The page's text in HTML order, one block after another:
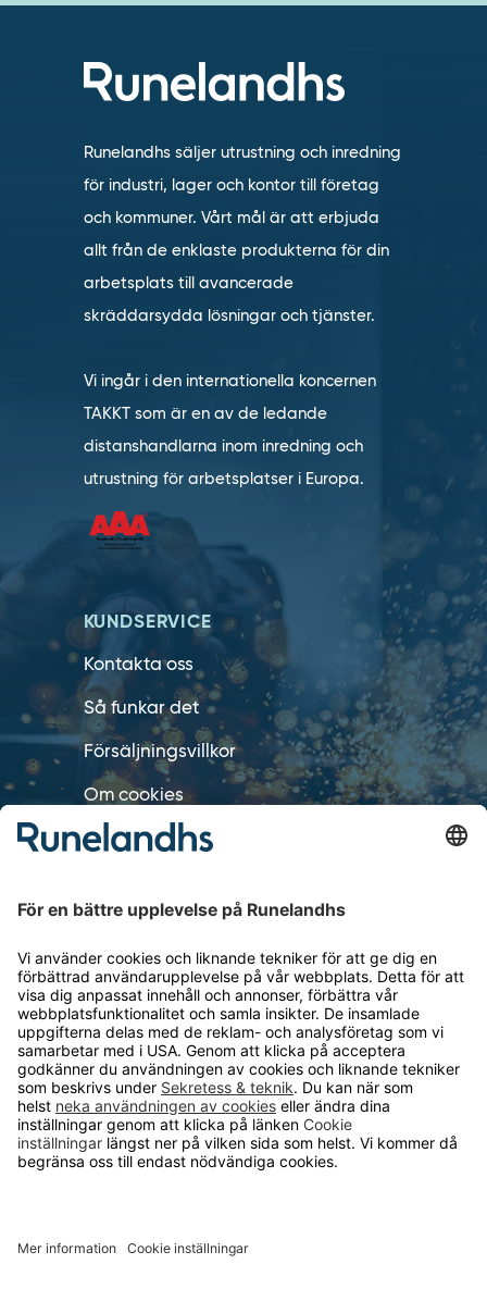
Runelandhs säljer utrustning och inredning
för industri, lager och kontor till företag
och kommuner. Vårt mål är att erbjuda
allt från de enklaste produkterna för din
arbetsplats till avancerade
skräddarsydda lösningar och tjänster.
Vi ingår i den internationella koncernen
TAKKT som är en av de ledande
distanshandlarna inom inredning och
utrustning för arbetsplatser i Europa.
KUNDSERVICE
Kontakta oss
Så funkar det
Försäljningsvillkor
Om cookies
Personuppgiftshantering
OM RUNELANDHS
Om Runelandhs
Köpvillkor
Därför ska du välja oss
Lediga jobb
Kvalitets- och miljöpolicy